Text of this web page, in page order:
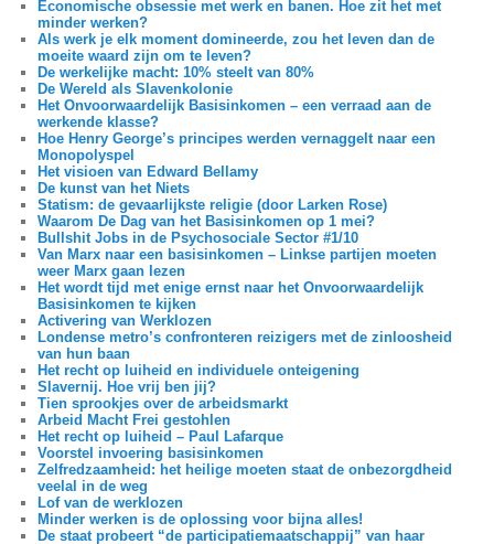
Economische obsessie met werk en banen. Hoe zit het met
minder werken?
Als werk je elk moment domineerde, zou het leven dan de
moeite waard zijn om te leven?
De werkelijke macht: 10% steelt van 80%
De Wereld als Slavenkolonie
Het Onvoorwaardelijk Basisinkomen – een verraad aan de
werkende klasse?
Hoe Henry George’s principes werden vernaggelt naar een
Monopolyspel
Het visioen van Edward Bellamy
De kunst van het Niets
Statism: de gevaarlijkste religie (door Larken Rose)
Waarom De Dag van het Basisinkomen op 1 mei?
Bullshit Jobs in de Psychosociale Sector #1/10
Van Marx naar een basisinkomen – Linkse partijen moeten
weer Marx gaan lezen
Het wordt tijd met enige ernst naar het Onvoorwaardelijk
Basisinkomen te kijken
Activering van Werklozen
Londense metro’s confronteren reizigers met de zinloosheid
van hun baan
Het recht op luiheid en individuele onteigening
Slavernij. Hoe vrij ben jij?
Tien sprookjes over de arbeidsmarkt
Arbeid Macht Frei gestohlen
Het recht op luiheid – Paul Lafarque
Voorstel invoering basisinkomen
Zelfredzaamheid: het heilige moeten staat de onbezorgdheid
veelal in de weg
Lof van de werklozen
Minder werken is de oplossing voor bijna alles!
De staat probeert “de participatiemaatschappij” van haar